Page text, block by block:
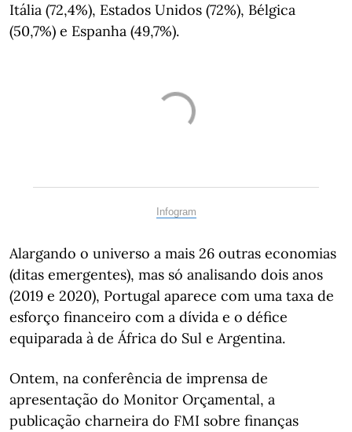
Itália (72,4%), Estados Unidos (72%), Bélgica
(50,7%) e Espanha (49,7%).
Infogram
Alargando o universo a mais 26 outras economias
(ditas emergentes), mas só analisando dois anos
(2019 e 2020), Portugal aparece com uma taxa de
esforço financeiro com a dívida e o défice
equiparada à de África do Sul e Argentina.
Ontem, na conferência de imprensa de
apresentação do Monitor Orçamental, a
publicação charneira do FMI sobre finanças